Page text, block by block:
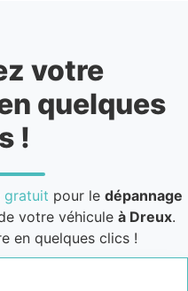
votre
quelques
!
gratuit pour le dépannage
votre véhicule à Dreux.
en quelques clics !